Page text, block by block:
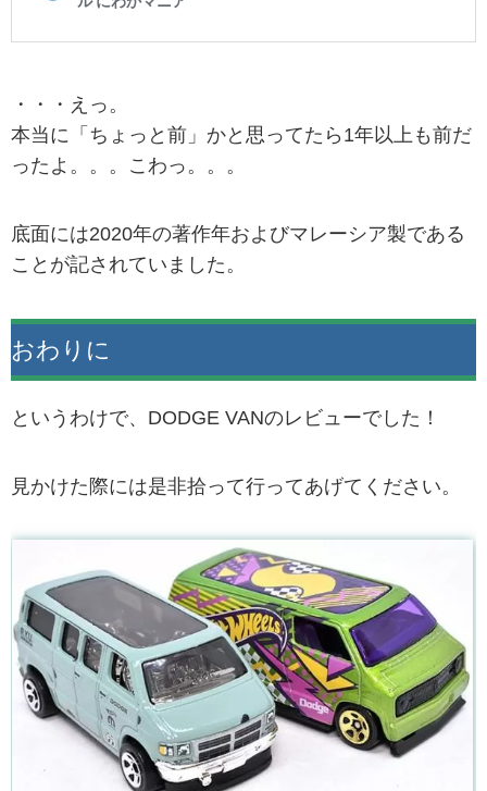
・・・えっ。
本当に「ちょっと前」かと思ってたら1年以上も前だ
ったよ。。。こわっ。。。
底面には2020年の著作年およびマレーシア製である
ことが記されていました。
おわりに
というわけで、DODGE VANのレビューでした！
見かけた際には是非拾って行ってあげてください。